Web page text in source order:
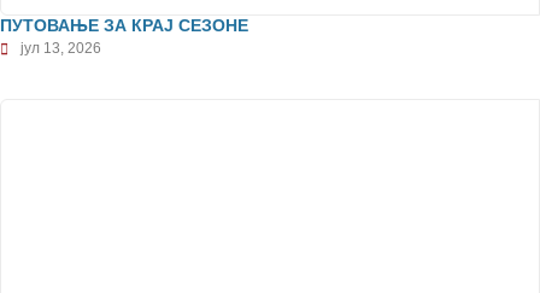
ПУТОВАЊЕ ЗА КРАЈ СЕЗОНЕ
јул 13, 2026